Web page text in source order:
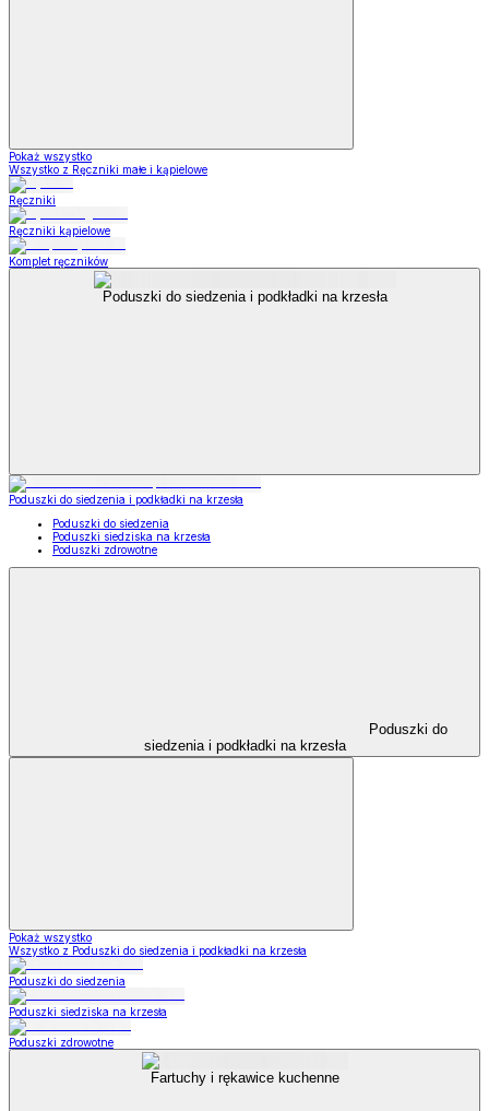
Pokaż wszystko
Wszystko z Ręczniki małe i kąpielowe
Ręczniki
Ręczniki kąpielowe
Komplet ręczników
Poduszki do siedzenia i podkładki na krzesła
Poduszki do siedzenia i podkładki na krzesła
Poduszki do siedzenia
Poduszki siedziska na krzesła
Poduszki zdrowotne
Poduszki do
siedzenia i podkładki na krzesła
Pokaż wszystko
Wszystko z Poduszki do siedzenia i podkładki na krzesła
Poduszki do siedzenia
Poduszki siedziska na krzesła
Poduszki zdrowotne
Fartuchy i rękawice kuchenne